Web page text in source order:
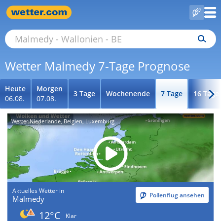
Wetter Malmedy 7-Tage Prognose
Heute
06.08.
Morgen
07.08.
3 Tage Wochenende 7 Tage 16 Tage
Wetter Niederlande, Belgien, Luxemburg
Aktuelles Wetter in
Malmedy Pollenflug ansehen
12°C
Klar